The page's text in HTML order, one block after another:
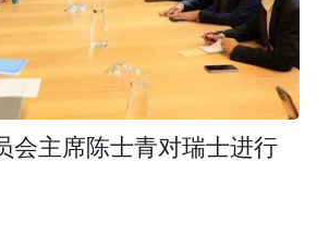
会主席陈士青对瑞士进行